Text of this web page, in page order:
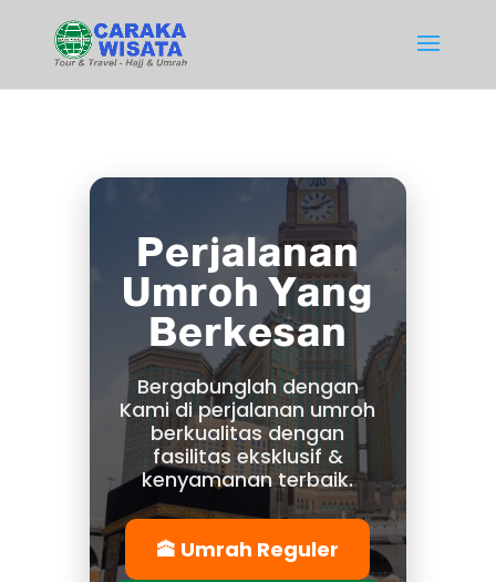
Perjalanan
Umroh Yang
Berkesan
Bergabunglah dengan
Kami di perjalanan umroh
berkualitas dengan
fasilitas eksklusif &
kenyamanan terbaik.
🕋 Umrah Reguler